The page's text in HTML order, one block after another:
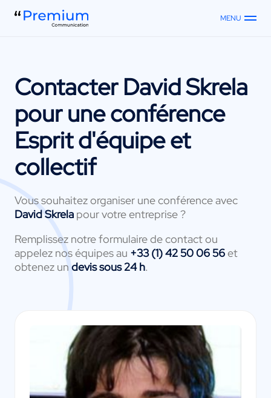
MENU
ContacterDavid Skrela
pour une conférence
Esprit d'équipe et
collectif
Vous souhaitez organiser une conférence avec
David Skrela pour votre entreprise ?
Remplissez notre formulaire de contact ou
appelez nos équipes au +33 (1) 42 50 06 56et
obtenez un devis sous 24 h.